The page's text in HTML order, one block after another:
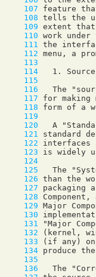
    107
    108
    109
    110
    111
    112
    113
    114
    115
    116
    117
    118
    119
    120
    121
    122
    123
    124
    125
    126
    127
    128
    129
    130
    131
    132
    133
    134
    135
    136